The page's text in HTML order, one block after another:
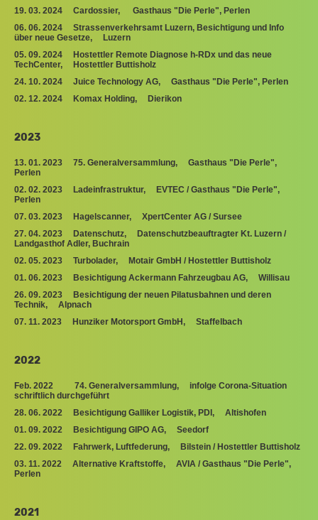
19. 03. 2024 Cardossier, Gasthaus "Die Perle", Perlen
06. 06. 2024 Strassenverkehrsamt Luzern, Besichtigung und Info
über neue Gesetze, Luzern
05. 09. 2024 Hostettler Remote Diagnose h-RDx und das neue
TechCenter, Hostettler Buttisholz
24. 10. 2024 Juice Technology AG, Gasthaus "Die Perle", Perlen
02. 12. 2024 Komax Holding, Dierikon
2023
13. 01. 2023 75. Generalversammlung, Gasthaus "Die Perle",
Perlen
02. 02. 2023 Ladeinfrastruktur, EVTEC / Gasthaus "Die Perle",
Perlen
07. 03. 2023 Hagelscanner, XpertCenter AG / Sursee
27. 04. 2023 Datenschutz, Datenschutzbeauftragter Kt. Luzern /
Landgasthof Adler, Buchrain
02. 05. 2023 Turbolader, Motair GmbH / Hostettler Buttisholz
01. 06. 2023 Besichtigung Ackermann Fahrzeugbau AG, Willisau
26. 09. 2023 Besichtigung der neuen Pilatusbahnen und deren
Technik, Alpnach
07. 11. 2023 Hunziker Motorsport GmbH, Staffelbach
2022
Feb. 2022 74. Generalversammlung, infolge Corona-Situation
schriftlich durchgeführt
28. 06. 2022 Besichtigung Galliker Logistik, PDI, Altishofen
01. 09. 2022 Besichtigung GIPO AG, Seedorf
22. 09. 2022 Fahrwerk, Luftfederung, Bilstein / Hostettler Buttisholz
03. 11. 2022 Alternative Kraftstoffe, AVIA / Gasthaus "Die Perle",
Perlen
2021